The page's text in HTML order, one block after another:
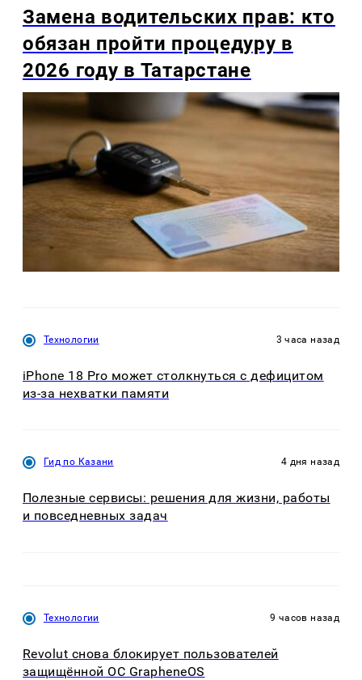
Замена водительских прав: кто
обязан пройти процедуру в
2026 году в Татарстане
Технологии 3 часа назад
iPhone 18 Pro может столкнуться с дефицитом
из-за нехватки памяти
Гид по Казани 4 дня назад
Полезные сервисы: решения для жизни, работы
и повседневных задач
Технологии 9 часов назад
Revolut снова блокирует пользователей
защищённой ОС GrapheneOS